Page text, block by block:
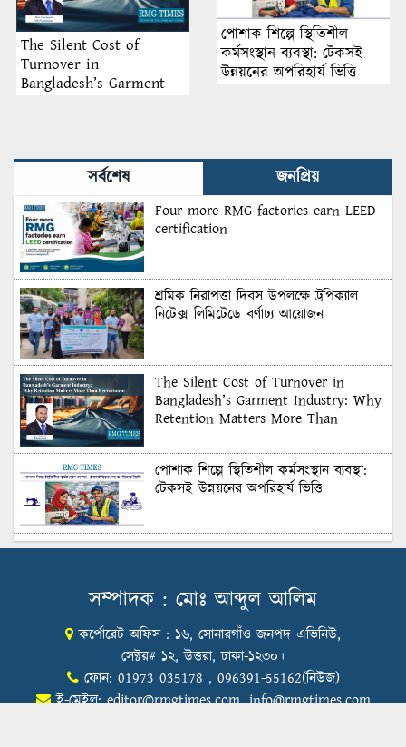
The Silent Cost of
Turnover in
Bangladesh’s Garment
পোশাক শিল্পে স্থিতিশীল
কর্মসংস্থান ব্যবস্থা: টেকসই
উন্নয়নের অপরিহার্য ভিত্তি
সর্বশেষ জনপ্রিয়
Four more RMG factories earn LEED
certification
শ্রমিক নিরাপত্তা দিবস উপলক্ষে ট্রপিক্যাল
নিটেক্স লিমিটেডে বর্ণাঢ্য আয়োজন
The Silent Cost of Turnover in
Bangladesh’s Garment Industry: Why
Retention Matters More Than
পোশাক শিল্পে স্থিতিশীল কর্মসংস্থান ব্যবস্থা:
টেকসই উন্নয়নের অপরিহার্য ভিত্তি
শুল্কের দেয়াল ভাঙার সুযোগ: মার্কিন বাজারে
Honoring Excellence: Texstream
Fashion Ltd. Rewards Best Workers–
2026
সম্পাদক : মোঃ আব্দুল আলিম
কর্পোরেট অফিস : ১৬, সোনারগাঁও জনপদ এভিনিউ,
সেক্টর# ১২, উত্তরা, ঢাকা-১২৩০।
ফোন: 01973 035178 , 096391-55162(নিউজ)
ই-মেইল:editor@rmgtimes.com,info@rmgtimes.com